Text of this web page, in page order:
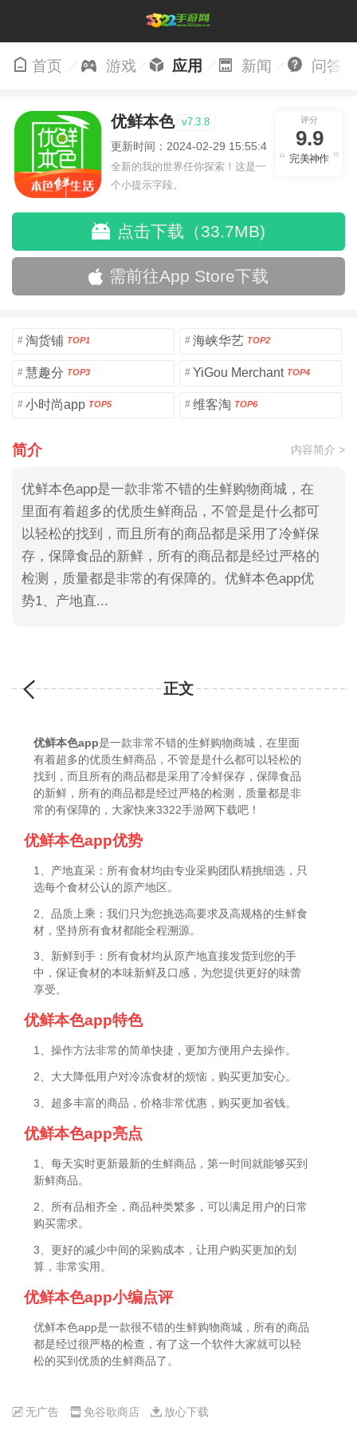
首页 游戏 应用 新闻 问答
优鲜本色 v7.3.8
更新时间：2024-02-29 15:55:47
全新的我的世界任你探索！这是一
个小提示字段。
评分
9.9
完美神作
点击下载（33.7MB)
需前往App Store下载
# 淘货铺 TOP1 # 海峡华艺 TOP2
# 慧趣分 TOP3 # YiGou Merchant TOP4
# 小时尚app TOP5 # 维客淘 TOP6
简介 内容简介 >
优鲜本色app是一款非常不错的生鲜购物商城，在
里面有着超多的优质生鲜商品，不管是是什么都可
以轻松的找到，而且所有的商品都是采用了冷鲜保
存，保障食品的新鲜，所有的商品都是经过严格的
检测，质量都是非常的有保障的。优鲜本色app优
势1、产地直...
正文
优鲜本色app是一款非常不错的生鲜购物商城，在里面
有着超多的优质生鲜商品，不管是是什么都可以轻松的
找到，而且所有的商品都是采用了冷鲜保存，保障食品
的新鲜，所有的商品都是经过严格的检测，质量都是非
常的有保障的，大家快来3322手游网下载吧！
优鲜本色app优势
1、产地直采：所有食材均由专业采购团队精挑细选，只
选每个食材公认的原产地区。
2、品质上乘：我们只为您挑选高要求及高规格的生鲜食
材，坚持所有食材都能全程溯源。
3、新鲜到手：所有食材均从原产地直接发货到您的手
中，保证食材的本味新鲜及口感，为您提供更好的味蕾
享受。
优鲜本色app特色
1、操作方法非常的简单快捷，更加方便用户去操作。
2、大大降低用户对冷冻食材的烦恼，购买更加安心。
3、超多丰富的商品，价格非常优惠，购买更加省钱。
优鲜本色app亮点
1、每天实时更新最新的生鲜商品，第一时间就能够买到
新鲜商品。
2、所有品相齐全，商品种类繁多，可以满足用户的日常
购买需求。
3、更好的减少中间的采购成本，让用户购买更加的划
算，非常实用。
优鲜本色app小编点评
优鲜本色app是一款很不错的生鲜购物商城，所有的商品
都是经过很严格的检查，有了这一个软件大家就可以轻
松的买到优质的生鲜商品了。
无广告 免谷歌商店 放心下载